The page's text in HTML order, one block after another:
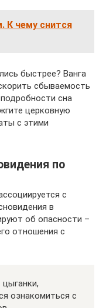
К чему снится
быстрее? Ванга
сбываемость
сна
церковную
с этими
по
с
в
об опасности –
отношения с
ознакомиться с